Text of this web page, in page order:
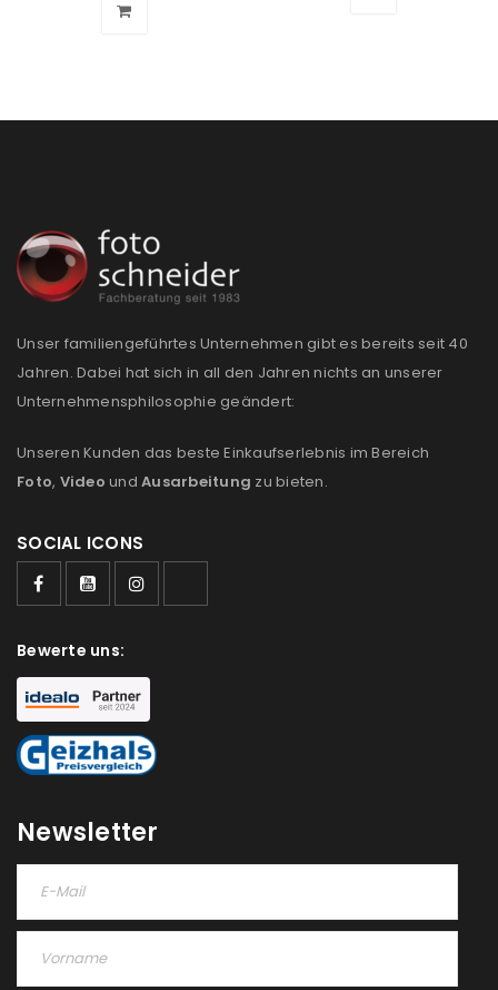
REGISTRIEREN
Ein Link zum Erstellen eines neuen Passworts wird an
deine E-Mail-Adresse gesendet.
NEWSLETTER ABONNIEREN
Please select all the ways you would like to hear from
Ich stimme zu
Ja, ich möchte ein Kundenkonto eröffnen und
akzeptiere die
Unser familiengeführtes Unternehmen gibt es bereits seit 40
Jahren. Dabei hat sich in all den Jahren nichts an unserer
Unternehmensphilosophie geändert:
Unseren Kunden das beste Einkaufserlebnis im Bereich
Foto, Video und Ausarbeitung zu bieten.
SOCIAL ICONS
Bewerte uns:
Newsletter